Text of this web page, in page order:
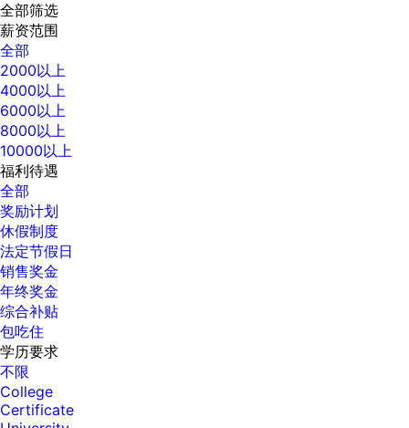
全部筛选
薪资范围
全部
2000以上
4000以上
6000以上
8000以上
10000以上
福利待遇
全部
奖励计划
休假制度
法定节假日
销售奖金
年终奖金
综合补贴
包吃住
学历要求
不限
College
Certificate